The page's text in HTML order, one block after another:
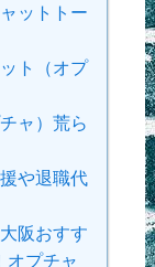
ットトー
ト（オプ
ャ）荒ら
や退職代
阪おすす
オプチャ